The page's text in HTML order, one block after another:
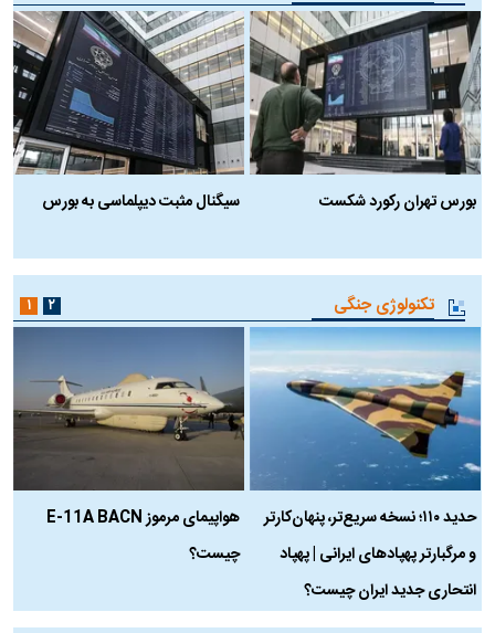
بورس تهران رکورد شکست
سیگنال مثبت دیپلماسی به بورس
تکنولوژی جنگی
حدید ۱۱۰؛ نسخه سریع‌تر، پنهان‌کارتر
و مرگبارتر پهپادهای ایرانی | پهپاد
انتحاری جدید ایران چیست؟
هواپیمای مرموز E-11A BACN
چیست؟
۱ ۲